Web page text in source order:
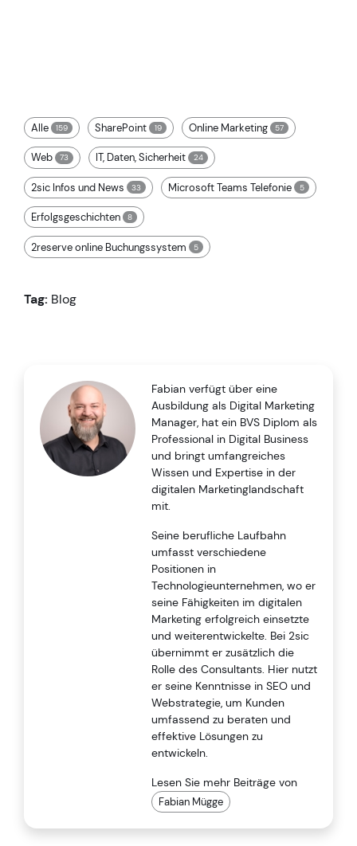
Alle 159 SharePoint 19 Online Marketing 57
Web 73 IT, Daten, Sicherheit 24
2sic Infos und News 33 Microsoft Teams Telefonie 5
Erfolgsgeschichten 8
2reserve online Buchungssystem 5
Tag: Blog
Fabian verfügt über eine
Ausbildung als Digital Marketing
Manager, hat ein BVS Diplom als
Professional in Digital Business
und bringt umfangreiches
Wissen und Expertise in der
digitalen Marketinglandschaft
mit.
Seine berufliche Laufbahn
umfasst verschiedene
Positionen in
Technologieunternehmen, wo er
seine Fähigkeiten im digitalen
Marketing erfolgreich einsetzte
und weiterentwickelte. Bei 2sic
übernimmt er zusätzlich die
Rolle des Consultants. Hier nutzt
er seine Kenntnisse in SEO und
Webstrategie, um Kunden
umfassend zu beraten und
effektive Lösungen zu
entwickeln.
Lesen Sie mehr Beiträge von
Fabian Mügge